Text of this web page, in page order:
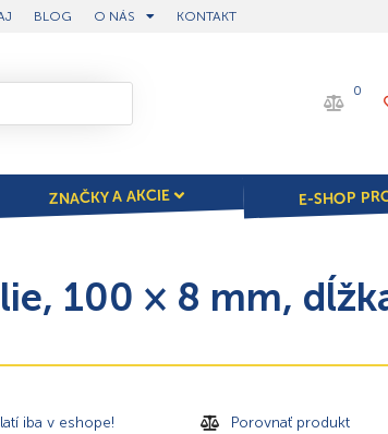
BLOG O NÁS KONTAKT
0
ZNAČKY A AKCIE E-SHOP
100 × 8 mm,
iba v eshope!
Porovnať produkt